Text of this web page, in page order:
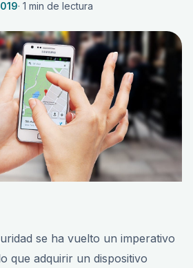
· 1 min de lectura
se ha vuelto un imperativo
que adquirir un dispositivo